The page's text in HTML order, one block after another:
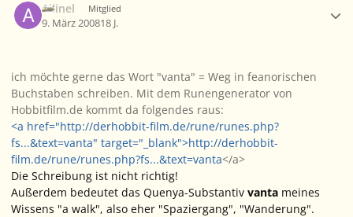
Ailinel Mitglied
9. März 200818 J.
ich möchte gerne das Wort "vanta" = Weg in feanorischen
Buchstaben schreiben. Mit dem Runengenerator von
Hobbitfilm.de kommt da folgendes raus:
<a href="http://derhobbit-film.de/rune/runes.php?
fs...&text=vanta" target="_blank">http://derhobbit-
film.de/rune/runes.php?fs...&text=vanta</a>
Die Schreibung ist nicht richtig!
Außerdem bedeutet das Quenya-Substantiv vanta meines
Wissens "a walk", also eher "Spaziergang", "Wanderung".